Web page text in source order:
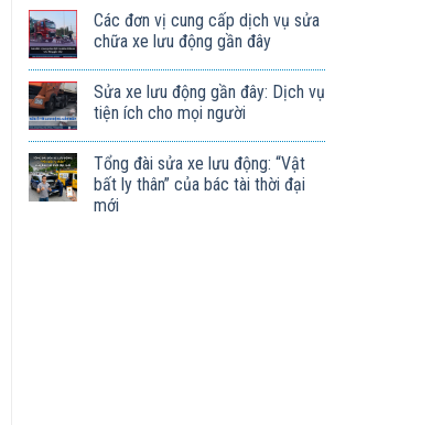
Các đơn vị cung cấp dịch vụ sửa
chữa xe lưu động gần đây
Sửa xe lưu động gần đây: Dịch vụ
tiện ích cho mọi người
Tổng đài sửa xe lưu động: “Vật
bất ly thân” của bác tài thời đại
mới